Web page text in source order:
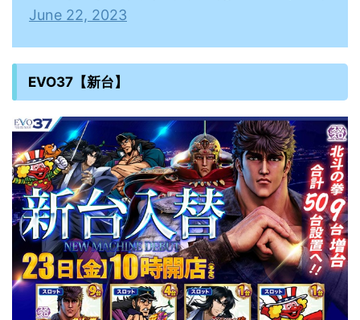
June 22, 2023
EVO37【新台】